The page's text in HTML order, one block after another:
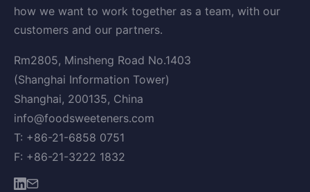
how we want to work together as a team, with our
customers and our partners.
Rm2805, Minsheng Road No.1403
(Shanghai Information Tower)
Shanghai, 200135, China
info@foodsweeteners.com
T: +86-21-6858 0751
F: +86-21-3222 1832